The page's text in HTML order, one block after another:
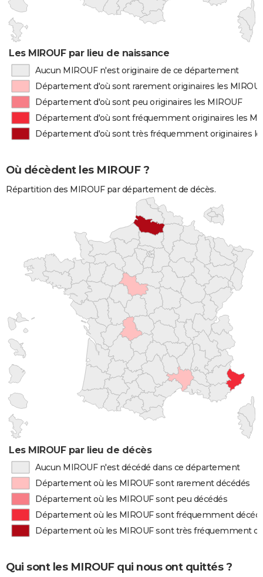
Les MIROUF par lieu de naissance
Aucun MIROUF n'est originaire de ce département
Département d'où sont rarement originaires les
Département d'où sont peu originaires les MIROUF
Département d'où sont fréquemment originaires les
Département d'où sont très fréquemment originaires
Où décèdent les MIROUF ?
Répartition des MIROUF par département de décès.
Les MIROUF par lieu de décès
Aucun MIROUF n'est décédé dans ce département
Département où les MIROUF sont rarement décédés
Département où les MIROUF sont peu décédés
Département où les MIROUF sont fréquemment
Département où les MIROUF sont très fréquemment
Qui sont les MIROUF qui nous ont quittés ?